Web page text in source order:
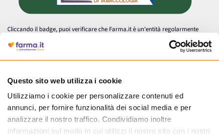
Questo sito web utilizza i cookie
Utilizziamo i cookie per personalizzare contenuti ed
annunci, per fornire funzionalità dei social media e per
analizzare il nostro traffico. Condividiamo inoltre
informazioni sul modo in cui utilizzi il nostro sito con i nostri
Cliccando il badge, puoi verificare che Farma.it è un'entità regolarmente
autorizzata dal Ministero della Salute a effettuare la vendita online di
medicinali.